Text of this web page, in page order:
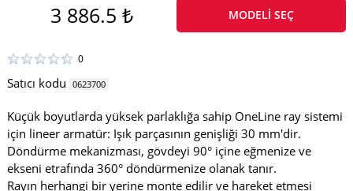
3 886.5 ₺ MODELI SEÇ
0
Satıcı kodu 0623700
Küçük boyutlarda yüksek parlaklığa sahip OneLine ray sistemi
için lineer armatür: Işık parçasının genişliği 30 mm'dir.
Döndürme mekanizması, gövdeyi 90° içine eğmenize ve
ekseni etrafında 360° döndürmenize olanak tanır.
Rayın herhangi bir yerine monte edilir ve hareket etmesi